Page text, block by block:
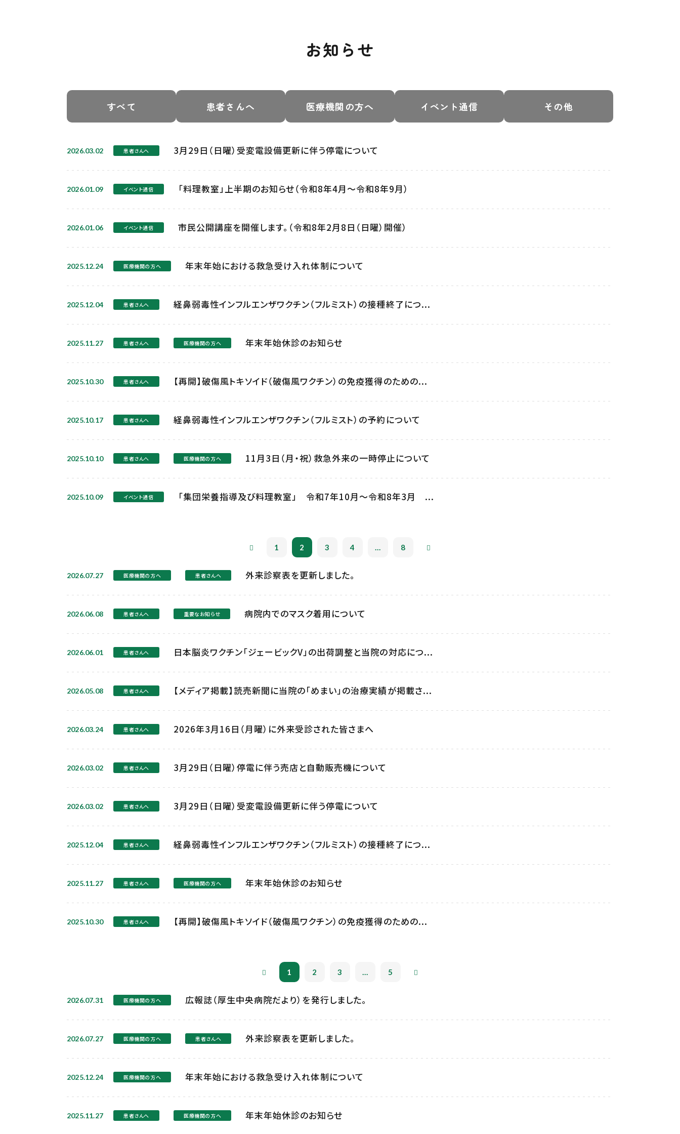
お知らせ
すべて 患者さんへ 医療機関の方へ イベント通信 その他
2026.03.02 患者さんへ 3月29日（日曜）受変電設備更新に伴う停電について
2026.01.09 イベント通信 「料理教室」上半期のお知らせ（令和8年4月～令和8年9月）
2026.01.06 イベント通信 市民公開講座を開催します。（令和8年2月8日（日曜）開催）
2025.12.24 医療機関の方へ 年末年始における救急受け入れ体制について
2025.12.04 患者さんへ 経鼻弱毒性インフルエンザワクチン（フルミスト）の接種終了につ...
2025.11.27 患者さんへ 医療機関の方へ 年末年始休診のお知らせ
2025.10.30 患者さんへ 【再開】破傷風トキソイド（破傷風ワクチン）の免疫獲得のための...
2025.10.17 患者さんへ 経鼻弱毒性インフルエンザワクチン（フルミスト）の予約について
2025.10.10 患者さんへ 医療機関の方へ 11月3日（月・祝）救急外来の一時停止について
2025.10.09 イベント通信 「集団栄養指導及び料理教室」 令和7年10月～令和8年3月 ...
1 2 3 4 ... 8
2026.07.27 医療機関の方へ 患者さんへ 外来診察表を更新しました。
2026.06.08 患者さんへ 重要なお知らせ 病院内でのマスク着用について
2026.06.01 患者さんへ 日本脳炎ワクチン「ジェービックV」の出荷調整と当院の対応につ...
2026.05.08 患者さんへ 【メディア掲載】読売新聞に当院の「めまい」の治療実績が掲載さ...
2026.03.24 患者さんへ 2026年3月16日（月曜）に外来受診された皆さまへ
2026.03.02 患者さんへ 3月29日（日曜）停電に伴う売店と自動販売機について
2026.03.02 患者さんへ 3月29日（日曜）受変電設備更新に伴う停電について
2025.12.04 患者さんへ 経鼻弱毒性インフルエンザワクチン（フルミスト）の接種終了につ...
2025.11.27 患者さんへ 医療機関の方へ 年末年始休診のお知らせ
2025.10.30 患者さんへ 【再開】破傷風トキソイド（破傷風ワクチン）の免疫獲得のための...
1 2 3 ... 5
2026.07.31 医療機関の方へ 広報誌（厚生中央病院だより）を発行しました。
2026.07.27 医療機関の方へ 患者さんへ 外来診察表を更新しました。
2025.12.24 医療機関の方へ 年末年始における救急受け入れ体制について
2025.11.27 患者さんへ 医療機関の方へ 年末年始休診のお知らせ